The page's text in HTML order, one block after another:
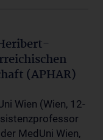
(APHAR)
Wien (Wien, 12-
MedUni Wien,